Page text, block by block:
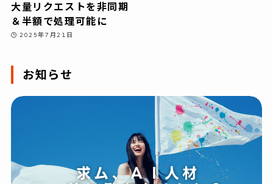
大量リクエストを非同期
＆半額で処理可能に
2025年7月21日
お知らせ